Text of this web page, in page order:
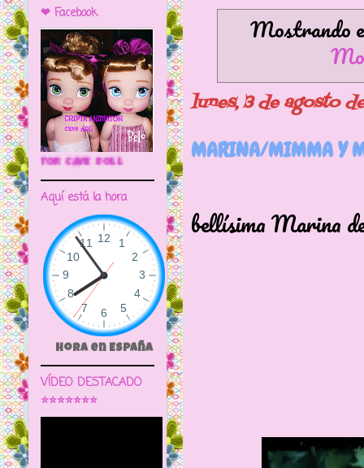
Mostrando
lunes, 3 de agosto
MARINA/MIMMA Y
bellísima Marina
❤ Facebook
🌼CRIPTA ANIMATOR CAVE DOLL
Aquí está la hora
Hora en España
VÍDEO DESTACADO
⭐⭐⭐⭐⭐⭐⭐